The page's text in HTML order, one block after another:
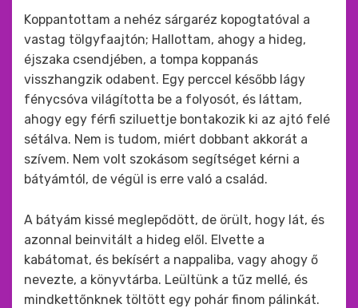
:
Koppantottam a nehéz sárgaréz kopogtatóval a
vastag tölgyfaajtón; Hallottam, ahogy a hideg,
éjszaka csendjében, a tompa koppanás
visszhangzik odabent. Egy perccel később lágy
fénycsóva világította be a folyosót, és láttam,
ahogy egy férfi sziluettje bontakozik ki az ajtó felé
sétálva. Nem is tudom, miért dobbant akkorát a
szívem. Nem volt szokásom segítséget kérni a
bátyámtól, de végül is erre való a család.
A bátyám kissé meglepődött, de örült, hogy lát, és
azonnal beinvitált a hideg elől. Elvette a
kabátomat, és bekísért a nappaliba, vagy ahogy ő
nevezte, a könyvtárba. Leültünk a tűz mellé, és
mindkettőnknek töltött egy pohár finom pálinkát.